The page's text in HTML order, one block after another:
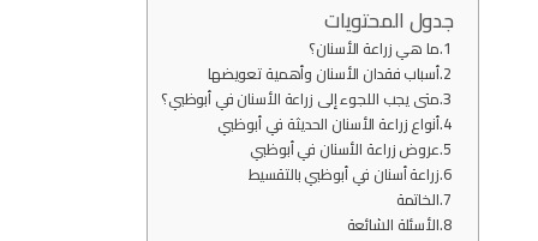
جدول المحتويات
ما هي زراعة الأسنان؟
أسباب فقدان الأسنان وأهمية تعويضها
متى يجب اللجوء إلى زراعة الأسنان في أبوظبي؟
أنواع زراعة الأسنان الحديثة في أبوظبي
عروض زراعة الأسنان في أبوظبي
زراعة أسنان في أبوظبي بالتقسيط
الخاتمة
الأسئلة الشائعة